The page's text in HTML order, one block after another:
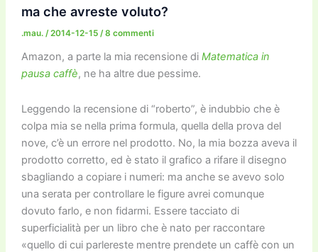
o
o
k
o
ma che avreste voluto?
.mau. /2014-12-15 /8 commenti
Amazon, a parte la mia recensione di Matematica in
pausa caffè, ne ha altre due pessime.
Leggendo la recensione di “roberto”, è indubbio che è
colpa mia se nella prima formula, quella della prova del
nove, c’è un errore nel prodotto. No, la mia bozza aveva il
prodotto corretto, ed è stato il grafico a rifare il disegno
sbagliando a copiare i numeri: ma anche se avevo solo
una serata per controllare le figure avrei comunque
dovuto farlo, e non fidarmi. Essere tacciato di
superficialità per un libro che è nato per raccontare
«quello di cui parlereste mentre prendete un caffè con un